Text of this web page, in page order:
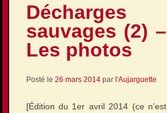
Décharges
sauvages (2) –
Les photos
Posté le 26 mars 2014par l'Aujarguette
[Édition du 1er avril 2014 (ce n’est